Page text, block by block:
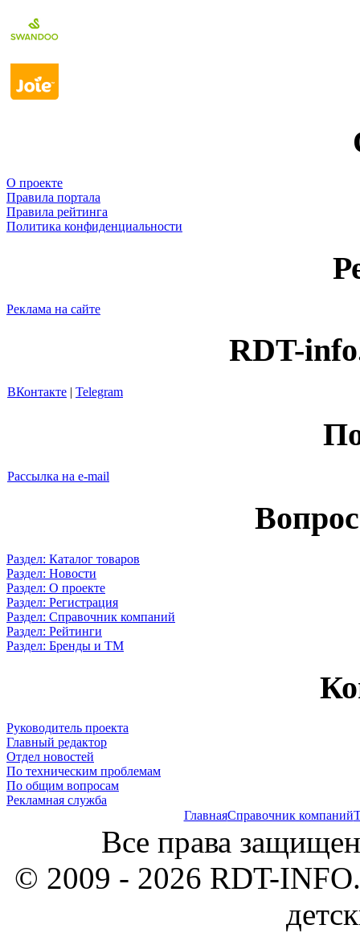
О проекте
Правила портала
Правила рейтинга
Политика конфиденциальности
Реклама на сайте
RDT-
ВКонтакте | Telegram
Рассылка на e-mail
Раздел: Каталог товаров
Раздел: Новости
Раздел: О проекте
Раздел: Регистрация
Раздел: Справочник компаний
Раздел: Рейтинги
Раздел: Бренды и ТМ
Руководитель проекта
Главный редактор
Отдел новостей
По техническим проблемам
По общим вопросам
Рекламная служба
ГлавнаяСправочник компаний
Все права
© 2009 - 2026 RDT-